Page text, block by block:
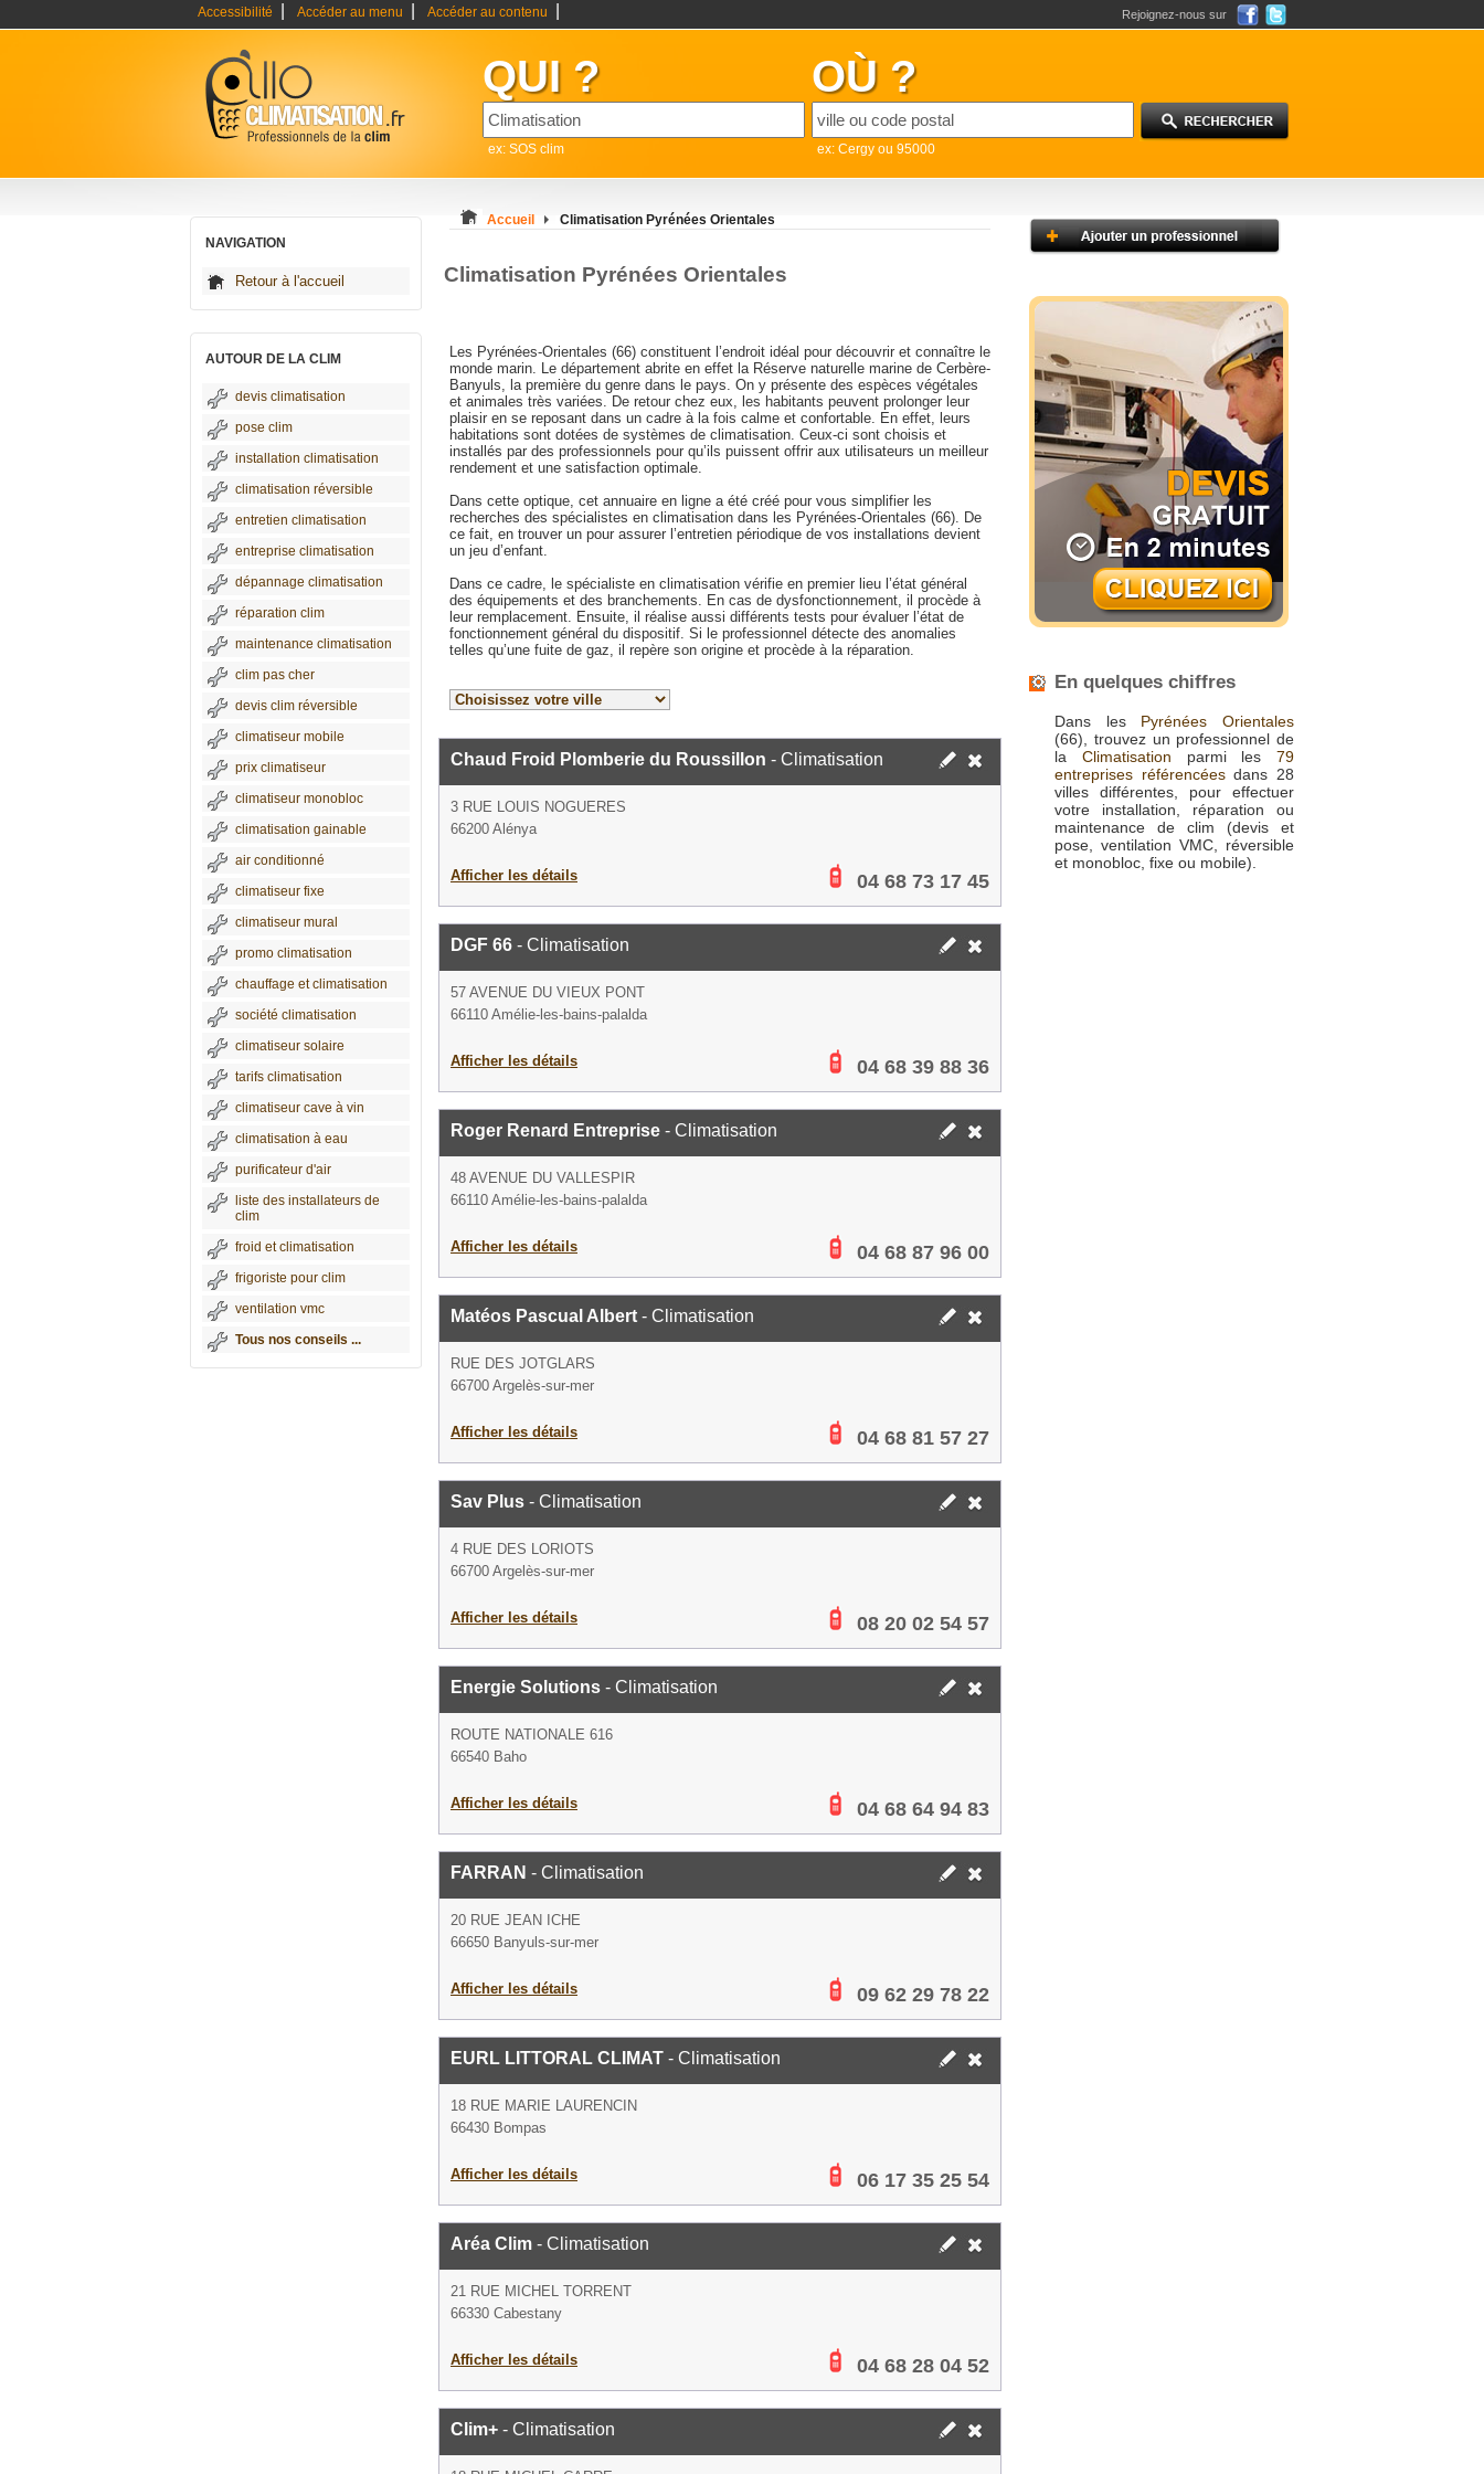
Accessibilité Accéder au menu Accéder au contenu Rejoignez-nous sur
QUI ?
ex: SOS clim
OÙ ?
ex: Cergy ou 95000
NAVIGATION
Retour à l'accueil
AUTOUR DE LA CLIM
devis climatisation
pose clim
installation climatisation
climatisation réversible
entretien climatisation
entreprise climatisation
dépannage climatisation
réparation clim
maintenance climatisation
clim pas cher
devis clim réversible
climatiseur mobile
prix climatiseur
climatiseur monobloc
climatisation gainable
air conditionné
climatiseur fixe
climatiseur mural
promo climatisation
chauffage et climatisation
société climatisation
climatiseur solaire
tarifs climatisation
climatiseur cave à vin
climatisation à eau
purificateur d'air
liste des installateurs de
clim
froid et climatisation
frigoriste pour clim
ventilation vmc
Tous nos conseils ...
Accueil Climatisation Pyrénées Orientales
Climatisation Pyrénées Orientales
Les Pyrénées-Orientales (66) constituent l’endroit idéal pour découvrir et connaître le
monde marin. Le département abrite en effet la Réserve naturelle marine de Cerbère-
Banyuls, la première du genre dans le pays. On y présente des espèces végétales
et animales très variées. De retour chez eux, les habitants peuvent prolonger leur
plaisir en se reposant dans un cadre à la fois calme et confortable. En effet, leurs
habitations sont dotées de systèmes de climatisation. Ceux-ci sont choisis et
installés par des professionnels pour qu’ils puissent offrir aux utilisateurs un meilleur
rendement et une satisfaction optimale.
Dans cette optique, cet annuaire en ligne a été créé pour vous simplifier les
recherches des spécialistes en climatisation dans les Pyrénées-Orientales (66). De
ce fait, en trouver un pour assurer l’entretien périodique de vos installations devient
un jeu d’enfant.
Dans ce cadre, le spécialiste en climatisation vérifie en premier lieu l’état général
des équipements et des branchements. En cas de dysfonctionnement, il procède à
leur remplacement. Ensuite, il réalise aussi différents tests pour évaluer l’état de
fonctionnement général du dispositif. Si le professionnel détecte des anomalies
telles qu’une fuite de gaz, il repère son origine et procède à la réparation.
Chaud Froid Plomberie du Roussillon - Climatisation
3 RUE LOUIS NOGUERES
66200 Alénya
Afficher les détails 04 68 73 17 45
DGF 66 - Climatisation
57 AVENUE DU VIEUX PONT
66110 Amélie-les-bains-palalda
Afficher les détails 04 68 39 88 36
Roger Renard Entreprise - Climatisation
48 AVENUE DU VALLESPIR
66110 Amélie-les-bains-palalda
Afficher les détails 04 68 87 96 00
Matéos Pascual Albert - Climatisation
RUE DES JOTGLARS
66700 Argelès-sur-mer
Afficher les détails 04 68 81 57 27
Sav Plus - Climatisation
4 RUE DES LORIOTS
66700 Argelès-sur-mer
Afficher les détails 08 20 02 54 57
Energie Solutions - Climatisation
ROUTE NATIONALE 616
66540 Baho
Afficher les détails 04 68 64 94 83
FARRAN - Climatisation
20 RUE JEAN ICHE
66650 Banyuls-sur-mer
Afficher les détails 09 62 29 78 22
EURL LITTORAL CLIMAT - Climatisation
18 RUE MARIE LAURENCIN
66430 Bompas
Afficher les détails 06 17 35 25 54
Aréa Clim - Climatisation
21 RUE MICHEL TORRENT
66330 Cabestany
Afficher les détails 04 68 28 04 52
Clim+ - Climatisation
En quelques chiffres
Dans les Pyrénées Orientales
(66), trouvez un professionnel de
la Climatisation parmi les 79
entreprises référencéesdans 28
villes différentes, pour effectuer
votre installation, réparation ou
maintenance de clim (devis et
pose, ventilation VMC, réversible
et monobloc, fixe ou mobile).